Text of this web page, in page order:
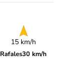
15 km/h
Rafales30 km/h